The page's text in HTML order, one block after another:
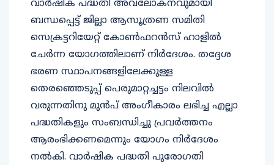
വാർഷിക പദ്ധതി അവലോകനവുമായി
ബന്ധപ്പെട്ട് ജില്ലാ ആസൂത്രണ സമിതി
സെക്രട്ടറിയേറ്റ് കോൺഫറൻസ് ഹാളിൽ
ചേർന്ന യോഗത്തിലാണ് നിർദേശം. തദ്ദേശ
ഭരണ സ്ഥാപനങ്ങളിലേക്കുള്ള
തെരഞ്ഞെടുപ്പ് പെരുമാറ്റച്ചട്ടം നിലവിൽ
വരുന്നതിനു മുൻപ് അംഗീകാരം ലഭിച്ച എല്ലാ
പദ്ധതികളും സംബന്ധിച്ചു പ്രവർത്തനം
ആരംഭിക്കണമെന്നും യോഗം നിർദേശം
നൽകി. വാർഷിക പദ്ധതി പുരോഗതി